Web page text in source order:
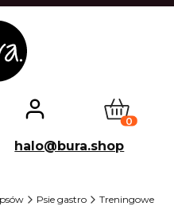
Produkty
halo@bura.shop
Psie gastro Treningowe